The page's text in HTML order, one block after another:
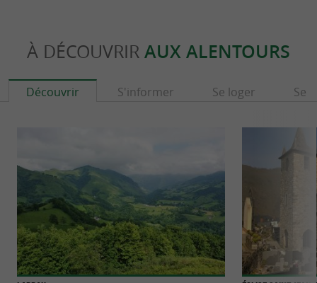
À DÉCOUVRIR AUX ALENTOURS
Découvrir S'informer Se loger Se